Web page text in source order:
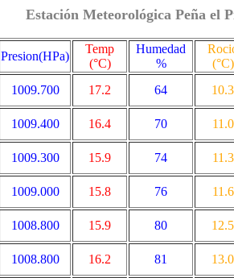
Estación Meteorológica Peña el
Presion(HPa)
Temp
(°C)
Humedad
%
(°C)
1009.700 17.2 64
10.3
1009.400 16.4 70
11.0
1009.300 15.9 74
11.3
1009.000 15.8 76
11.6
1008.800 15.9 80
12.5
1008.800 16.2 81
13.0